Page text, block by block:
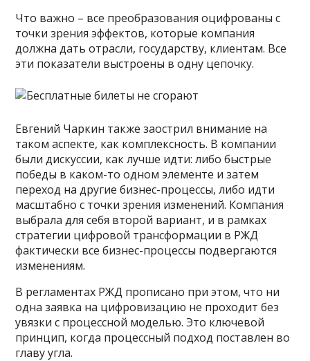
Что важно – все преобразования оцифрованы с
точки зрения эффектов, которые компания
должна дать отрасли, государству, клиентам. Все
эти показатели выстроены в одну цепочку.
Евгений Чаркин также заострил внимание на
таком аспекте, как комплексность. В компании
были дискуссии, как лучше идти: либо быстрые
победы в каком-то одном элементе и затем
переход на другие бизнес-процессы, либо идти
масштабно с точки зрения изменений. Компания
выбрала для себя второй вариант, и в рамках
стратегии цифровой трансформации в РЖД
фактически все бизнес-процессы подвергаются
изменениям.
В регламентах РЖД прописано при этом, что ни
одна заявка на цифровизацию не проходит без
увязки с процессной моделью. Это ключевой
принцип, когда процессный подход поставлен во
главу угла.